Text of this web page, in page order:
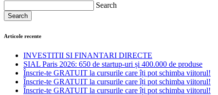
Search
Search
Articole recente
INVESTITII SI FINANTARI DIRECTE
SIAL Paris 2026: 650 de startup-uri și 400.000 de produse
Înscrie-te GRATUIT la cursurile care îți pot schimba viitorul!
Înscrie-te GRATUIT la cursurile care îți pot schimba viitorul!
Înscrie-te GRATUIT la cursurile care îți pot schimba viitorul!